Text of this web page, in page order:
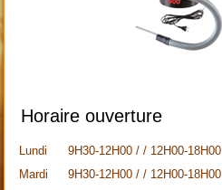
Horaire ouverture
Lundi
9H30-12H00 / / 12H00-18H00
Mardi
9H30-12H00 / / 12H00-18H00